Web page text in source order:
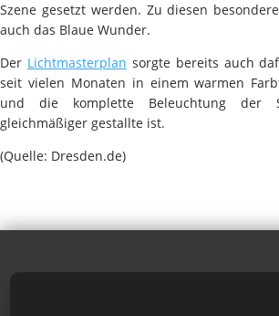
Szene gesetzt werden. Zu diesen
auch das Blaue Wunder.
Der Lichtmasterplan sorgte bereits auch
seit vielen Monaten in einem warmen
und die komplette Beleuchtung der
gleichmäßiger gestallte ist.
(Quelle: Dresden.de)